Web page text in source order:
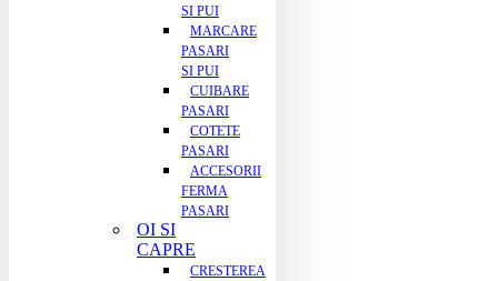
SI PUI
MARCARE
PASARI
SI PUI
CUIBARE
PASARI
COTETE
PASARI
ACCESORII
FERMA
PASARI
OI SI
CAPRE
CRESTEREA